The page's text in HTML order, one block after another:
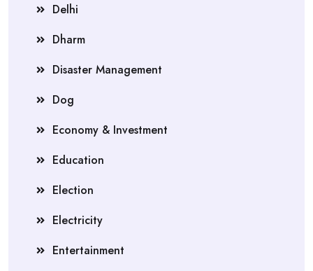
Delhi
Dharm
Disaster Management
Dog
Economy & Investment
Education
Election
Electricity
Entertainment